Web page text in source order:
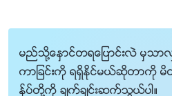
မည္သို႔ေႏွာင္တရေျပာင္းလဲ မွသ
ကာျခင္းကို ရရွိႏိုင္မယ္ဆိုတာကို မိတ္
န္ုပ္တို႔ကို ခ်က္ခ်င္းဆက္သြယ္ပါ။